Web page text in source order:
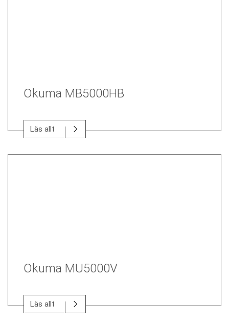
Okuma MB5000HB
Läs allt
Okuma MU5000V
Läs allt